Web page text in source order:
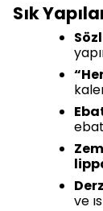
Sık
ve